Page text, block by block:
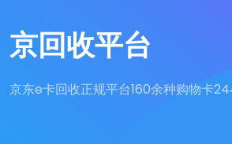
京回收平台
京东e卡回收正规平台160余种购物卡24